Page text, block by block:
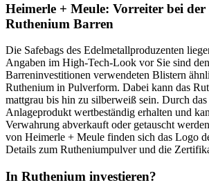
Heimerle + Meule: Vorreiter bei
Ruthenium Barren
Die Safebags des Edelmetallproduzenten
Angaben im High-Tech-Look vor Sie sind
Barreninvestitionen verwendeten Blistern
Ruthenium in Pulverform. Dabei kann das
mattgrau bis hin zu silberweiß sein. Durch
Anlageprodukt wertbeständig erhalten und
Verwahrung abverkauft oder getauscht
von Heimerle + Meule finden sich das Logo
Details zum Rutheniumpulver und die
In Ruthenium investieren?